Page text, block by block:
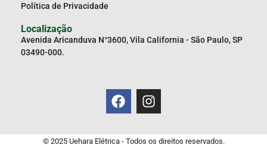
Política de Privacidade
Localização
Avenida Aricanduva N°3600, Vila California - São Paulo, SP
03490-000.
© 2025 Uehara Elétrica - Todos os direitos reservados.